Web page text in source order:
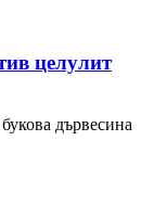
целулит
дървесина